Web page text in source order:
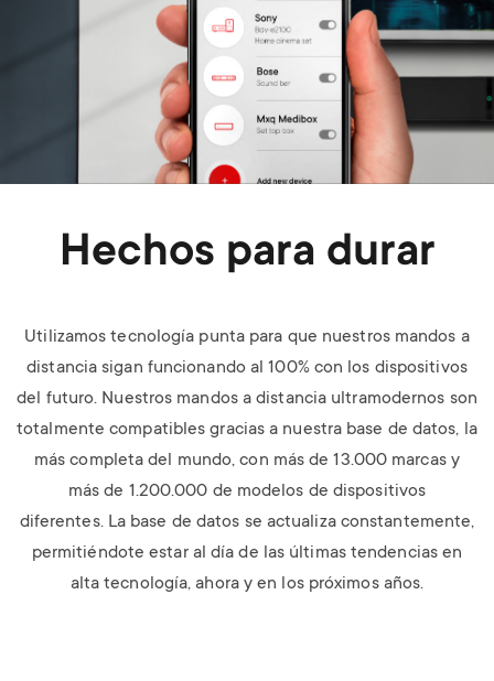
Hechos para durar
Utilizamos tecnología punta para que nuestros mandos a
distancia sigan funcionando al 100% con los dispositivos
del futuro. Nuestros mandos a distancia ultramodernos son
totalmente compatibles gracias a nuestra base de datos, la
más completa del mundo,con más de 13.000 marcas y
más de 1.200.000 de modelos de dispositivos
diferentes. La base de datos se actualiza constantemente,
permitiéndoteestar al día de las últimas tendencias en
alta tecnología, ahora y en los próximos años.